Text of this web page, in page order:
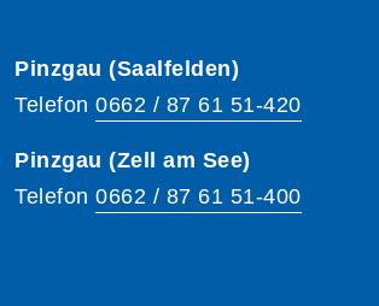
Pinzgau (Saalfelden)
Telefon 0662 / 87 61 51-420
Pinzgau (Zell am See)
Telefon 0662 / 87 61 51-400